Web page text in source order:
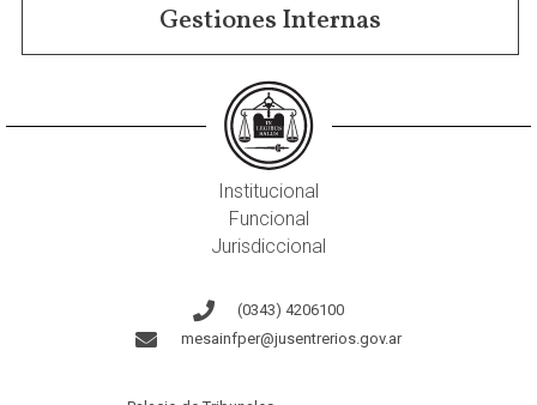
Gestiones Internas
Institucional
Funcional
Jurisdiccional
(0343) 4206100
mesainfper@jusentrerios.gov.ar